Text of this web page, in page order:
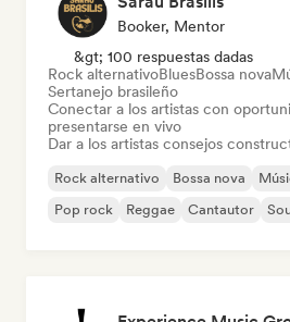
Booker, Mentor
&gt; 100 respuestas dadas
Rock alternativoBluesBossa nova
Sertanejo brasileño
Conectar a los artistas con
presentarse en vivo
Dar a los artistas consejos
Rock alternativo Bossa nova
Pop rock
Reggae Cantautor